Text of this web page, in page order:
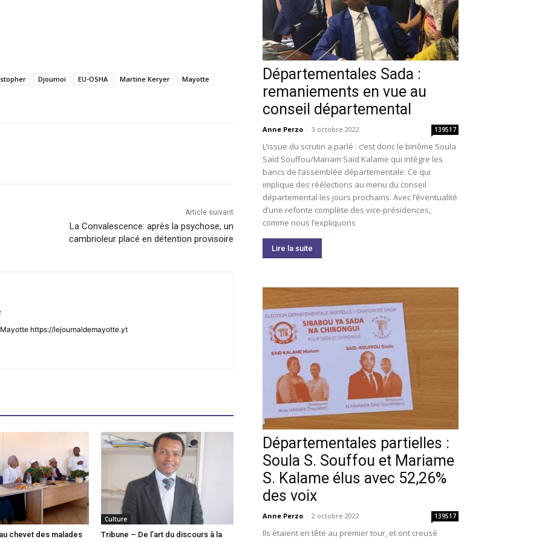
Djoumoi EU-OSHA Martine Keryer Mayotte
Article suivant
La Convalescence: après la psychose, un
cambrioleur placé en détention provisoire
https://lejournaldemayotte.yt
chevet des malades
Culture
Tribune – De l’art du discours à la
Départementales Sada :
remaniements en vue au
conseil départemental
Anne Perzo - 3 octobre 2022 139517
L’issue du scrutin a parlé : c’est donc le binôme Soula
Saïd Souffou/Mariam Saïd Kalame qui intègre les
bancs de l’assemblée départementale. Ce qui
implique des réélections au menu du conseil
départemental les jours prochains. Avec l’éventualité
d’une refonte complète des vice-présidences,
comme nous l’expliquons
Lire la suite
Départementales partielles :
Soula S. Souffou et Mariame
S. Kalame élus avec 52,26%
des voix
Anne Perzo - 2 octobre 2022 139517
Ils étaient en tête au premier tour, et ont creusé